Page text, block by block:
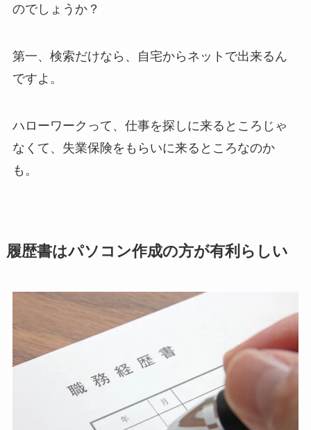
のでしょうか？
第一、検索だけなら、自宅からネットで出来るん
ですよ。
ハローワークって、仕事を探しに来るところじゃ
なくて、失業保険をもらいに来るところなのか
も。
履歴書はパソコン作成の方が有利らしい